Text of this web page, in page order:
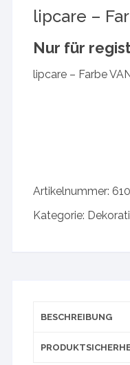
lipcare –
Nur für
lipcare – Farbe
Artikelnummer:
Kategorie:
BESCHREIBUNG